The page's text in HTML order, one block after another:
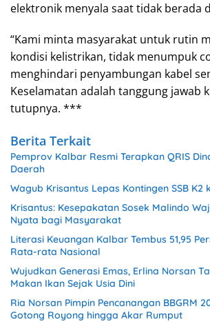
elektronik menyala saat tidak berada
“Kami minta masyarakat untuk rutin
kondisi kelistrikan, tidak menumpuk
menghindari penyambungan kabel
Keselamatan adalah tanggung jawab
tutupnya. ***
Berita Terkait
Pemprov Kalbar Resmi Terapkan QRIS
Daerah
Wagub Krisantus Lepas Kontingen SSB K2
Krisantus: Kesepakatan Sosek Malindo
Nyata bagi Masyarakat
Literasi Keuangan Kalbar Tembus 51,95
Rata-rata Nasional
Wujudkan Generasi Emas, Erlina Norsan
Makan Ikan Sejak Usia Dini
Ria Norsan Pimpin Pencanangan BBGRM
Gotong Royong hingga Akar Rumput